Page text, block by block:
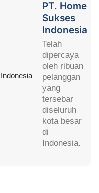
PT. Home
Sukses
Indonesia
Telah
dipercaya
oleh ribuan
pelanggan
yang
tersebar
diseluruh
kota besar
di
Indonesia.